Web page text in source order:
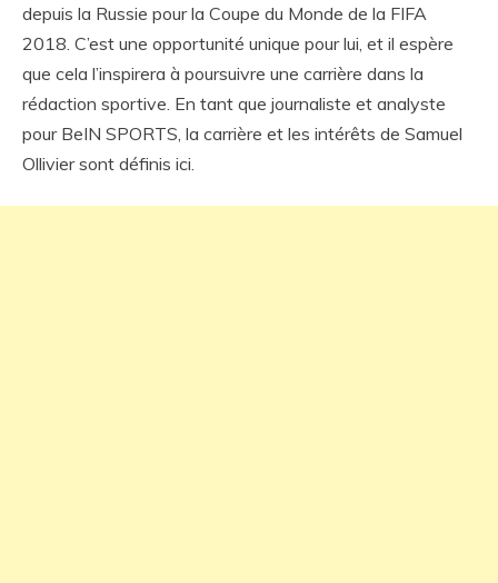
depuis la Russie pour la Coupe du Monde de la FIFA
2018. C’est une opportunité unique pour lui, et il espère
que cela l’inspirera à poursuivre une carrière dans la
rédaction sportive. En tant que journaliste et analyste
pour BeIN SPORTS, la carrière et les intérêts de Samuel
Ollivier sont définis ici.